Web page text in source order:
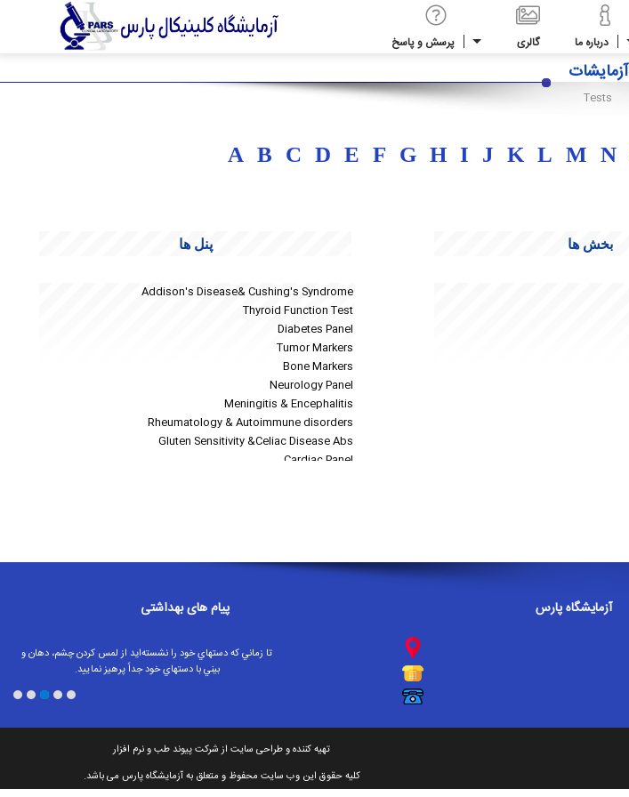
پرسش و پاسخ گالری درباره ما
آزمایشات
Tests
A B C D E F G H I J K L M N
پنل ها بخش ها
پیام های بهداشتی
تا زماني كه دستهاي خود را نشسته‌ايد از لمس كردن چشم، دهان و
بيني با دستهاي خود جداً پرهيز نماييد.
شستشوی دست ها با آب و صابون یا استفاده از شوینده های الکلی
ویروس هایی را که ممکن است در دست های شما خانه کرده باشند، از
مراقبت بهداشتی راهی به سوی پوشش همگانی سلامت
آزمايشگاه پارس
تهیه کننده و طراحی سایت از شرکت پیوند طب و نرم افزار
کلیه حقوق این وب سایت محفوظ و متعلق به آزمايشگاه پارس می باشد.